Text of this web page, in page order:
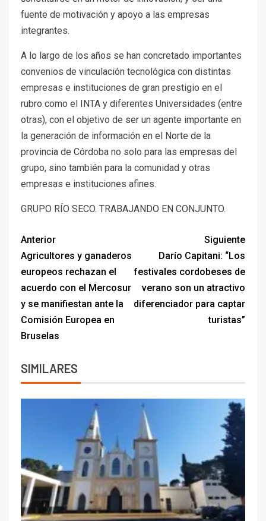
fuente de motivación y apoyo a las empresas
integrantes.
A lo largo de los años se han concretado importantes
convenios de vinculación tecnológica con distintas
empresas e instituciones de gran prestigio en el
rubro como el INTA y diferentes Universidades (entre
otras), con el objetivo de ser un agente importante en
la generación de información en el Norte de la
provincia de Córdoba no solo para las empresas del
grupo, sino también para la comunidad y otras
empresas e instituciones afines.
GRUPO RÍO SECO. TRABAJANDO EN CONJUNTO.
Anterior
Agricultores y ganaderos
europeos rechazan el
acuerdo con el Mercosur
y se manifiestan ante la
Comisión Europea en
Bruselas
Siguiente
Darío Capitani: “Los
festivales cordobeses de
verano son un atractivo
diferenciador para captar
turistas”
SIMILARES